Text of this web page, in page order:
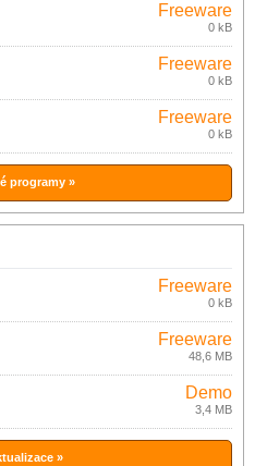
Freeware
0 kB
Freeware
0 kB
Freeware
0 kB
programy »
Freeware
0 kB
Freeware
48,6 MB
Demo
3,4 MB
»